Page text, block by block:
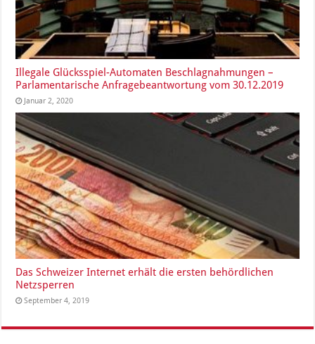
Illegale Glücksspiel-Automaten Beschlagnahmungen –
Parlamentarische Anfragebeantwortung vom 30.12.2019
Januar 2, 2020
Das Schweizer Internet erhält die ersten behördlichen
Netzsperren
September 4, 2019